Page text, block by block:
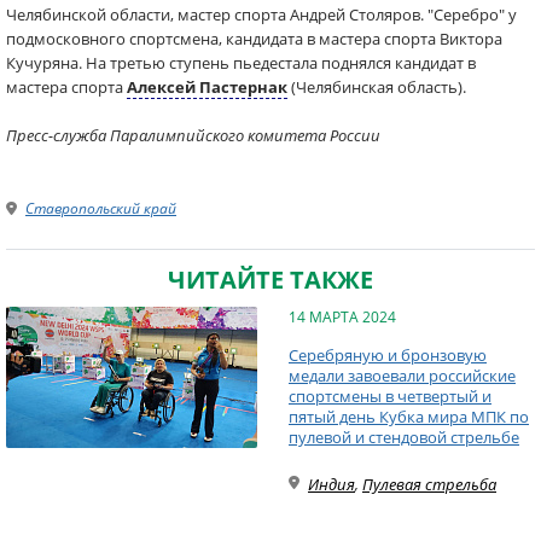
Челябинской области, мастер спорта Андрей Столяров. "Серебро" у
подмосковного спортсмена, кандидата в мастера спорта Виктора
Кучуряна. На третью ступень пьедестала поднялся кандидат в
мастера спортаАлексей Пастернак(Челябинская область).
Пресс-служба Паралимпийского комитета России
Ставропольский край
ЧИТАЙТЕ ТАКЖЕ
14 МАРТА 2024
Серебряную и бронзовую
медали завоевали российские
спортсмены в четвертый и
пятый день Кубка мира МПК по
пулевой и стендовой стрельбе
Индия, Пулевая стрельба